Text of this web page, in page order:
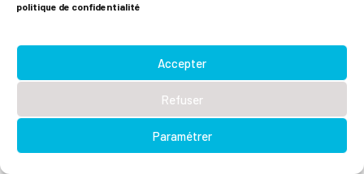
politique de confidentialité
Accepter
Refuser
Paramétrer
Choisir
1